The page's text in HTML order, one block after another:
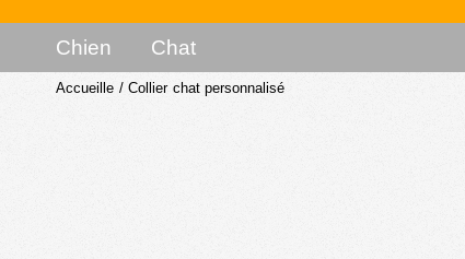
Chien
Chat
Accueille / Collier chat personnalisé